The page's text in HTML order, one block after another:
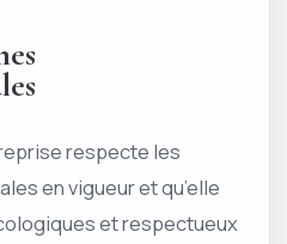
respecte les
en vigueur et qu’elle
et respectueux